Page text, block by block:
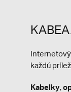
každú
Kabelky,